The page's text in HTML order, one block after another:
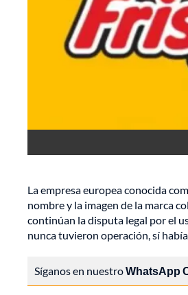
La empresa europea conocida
nombre y la imagen de la marca
continúan la disputa legal por el
nunca tuvieron operación, sí
Síganos en nuestroWhatsApp